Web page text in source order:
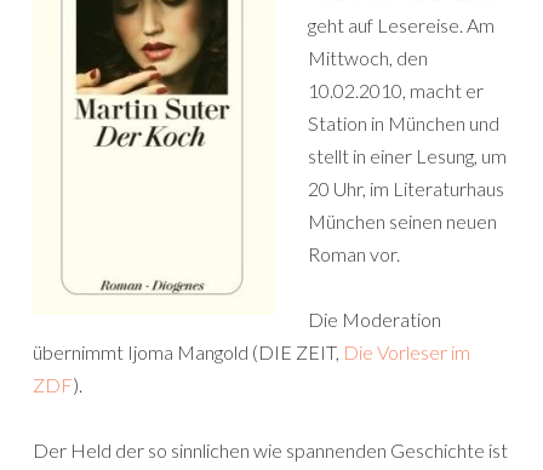
geht auf Lesereise. Am
Mittwoch, den
10.02.2010, macht er
Station in München und
stellt in einer Lesung, um
20 Uhr, im Literaturhaus
München seinen neuen
Roman vor.
Die Moderation
übernimmt Ijoma Mangold (DIE ZEIT, Die Vorleser im
ZDF).
Der Held der so sinnlichen wie spannenden Geschichte ist